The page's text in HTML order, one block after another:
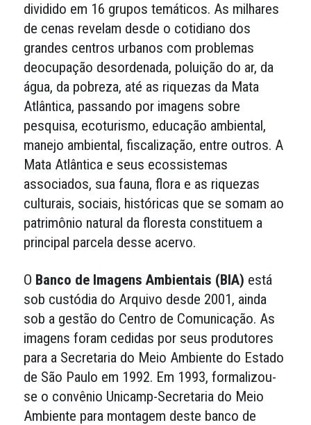
dividido em 16 grupos temáticos. As milhares
de cenas revelam desde o cotidiano dos
grandes centros urbanos com problemas
deocupação desordenada, poluição do ar, da
água, da pobreza, até as riquezas da Mata
Atlântica, passando por imagens sobre
pesquisa, ecoturismo, educação ambiental,
manejo ambiental, fiscalização, entre outros. A
Mata Atlântica e seus ecossistemas
associados, sua fauna, flora e as riquezas
culturais, sociais, históricas que se somam ao
patrimônio natural da floresta constituem a
principal parcela desse acervo.
O Banco de Imagens Ambientais (BIA) está
sob custódia do Arquivo desde 2001, ainda
sob a gestão do Centro de Comunicação. As
imagens foram cedidas por seus produtores
para a Secretaria do Meio Ambiente do Estado
de São Paulo em 1992. Em 1993, formalizou-
se o convênio Unicamp-Secretaria do Meio
Ambiente para montagem deste banco de